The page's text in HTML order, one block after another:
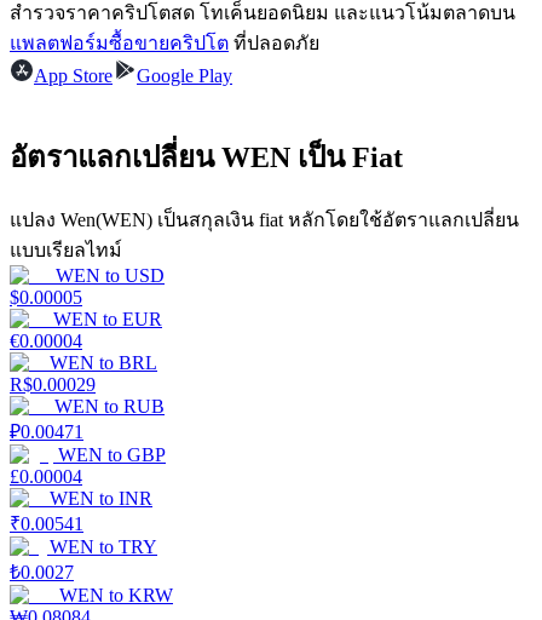
ผลตอบแทนสูงและเข้าถึงได้ทันที
Launchpool
การเซ้งแบบยืดหยุ่นเพื่อรับโทเคนยอดนิยม
การล็อค BTR
การลงทุนพิเศษสำหรับผู้ถือ BTR
สำรวจราคาคริปโตสด โทเค็นยอดนิยม และแนวโน้มตลาดบน
แพลตฟอร์มซื้อขายคริปโต ที่ปลอดภัย
App Store
Google Play
อัตราแลกเปลี่ยน WEN เป็น Fiat
แปลง Wen(WEN) เป็นสกุลเงิน fiat หลักโดยใช้อัตราแลกเปลี่ยน
แบบเรียลไทม์
WEN to USD
$0.00005
WEN to EUR
€0.00004
WEN to BRL
R$0.00029
WEN to RUB
₽0.00471
WEN to GBP
£0.00004
WEN to INR
₹0.00541
WEN to TRY
₺0.0027
WEN to KRW